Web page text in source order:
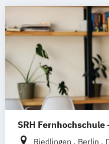
SRH
Riedlingen Berlin